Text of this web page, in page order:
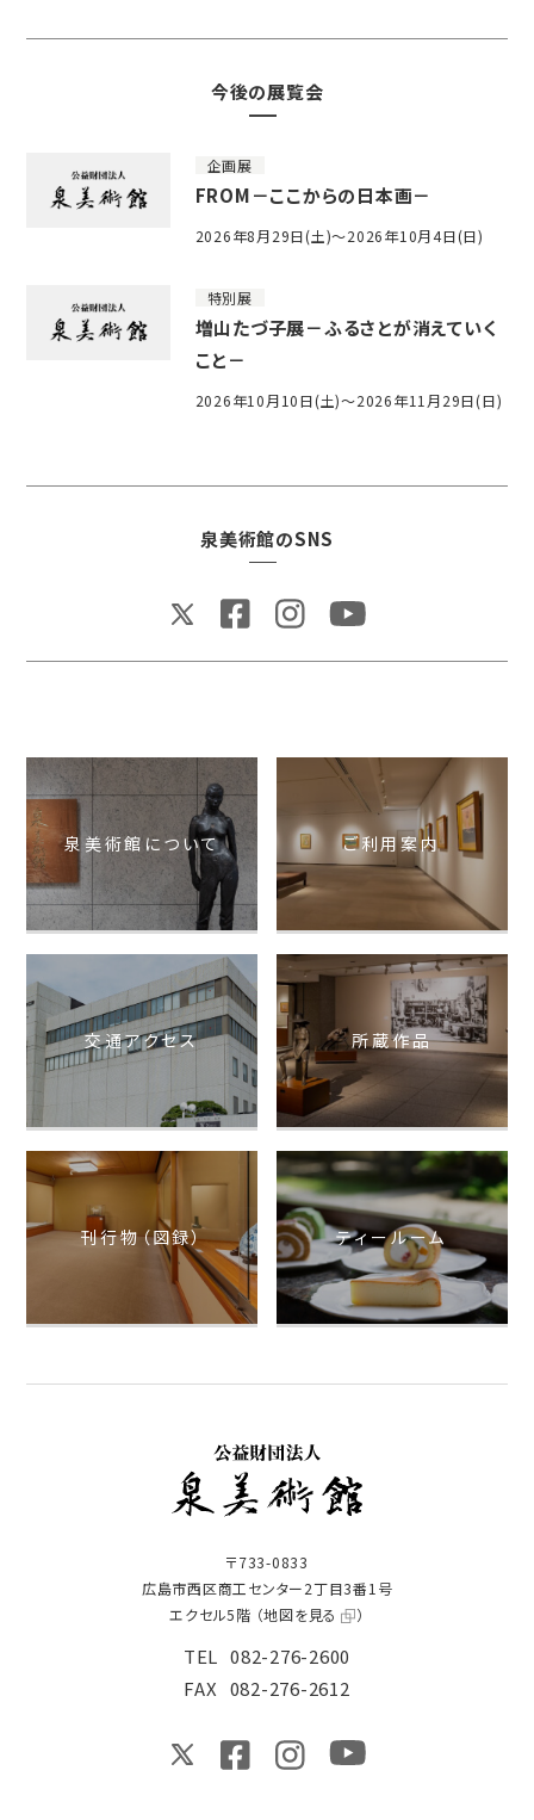
今後の展覧会
企画展
FROM－ここからの日本画－
2026年8月29日(土)～2026年10月4日(日)
特別展
増山たづ子展－ふるさとが消えていく
こと－
2026年10月10日(土)～2026年11月29日(日)
泉美術館のSNS
泉美術館について ご利用案内
交通アクセス 所蔵作品
刊行物（図録） ティールーム
〒733-0833
広島市西区商工センター2丁目3番1号
エクセル5階 （地図を見る ）
TEL 082-276-2600
FAX 082-276-2612